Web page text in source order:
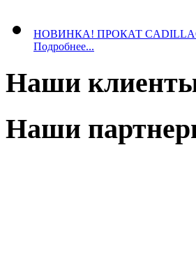
НОВИНКА! ПРОКАТ
Подробнее...
Наши
Наши